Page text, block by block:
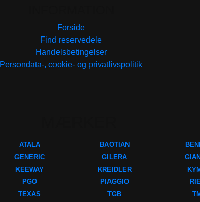
Forside
Find reservedele
Handelsbetingelser
Persondata-, cookie- og privatlivspolitik
ATALA
GENERIC
KEEWAY
PGO
TEXAS
BAOTIAN
GILERA
KREIDLER
PIAGGIO
TGB